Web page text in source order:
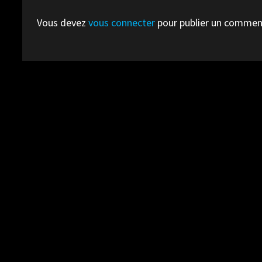
Vous devezvous connecter pour publier un